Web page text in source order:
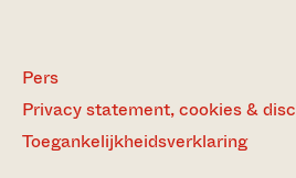
Pers
Privacy statement, cookies &
Toegankelijkheidsverklaring